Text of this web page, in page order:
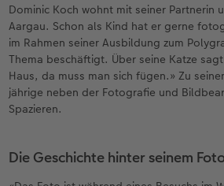
Dominic Koch wohnt mit seiner Partnerin
Aargau. Schon als Kind hat er gerne
im Rahmen seiner Ausbildung zum
Thema beschäftigt. Über seine Katze
Haus, da muss man sich fügen.» Zu
jährige neben der Fotografie und
Spazieren.
Die Geschichte hinter seinem